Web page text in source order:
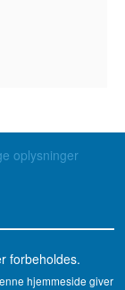
oplysninger
forbeholdes.
hjemmeside giver